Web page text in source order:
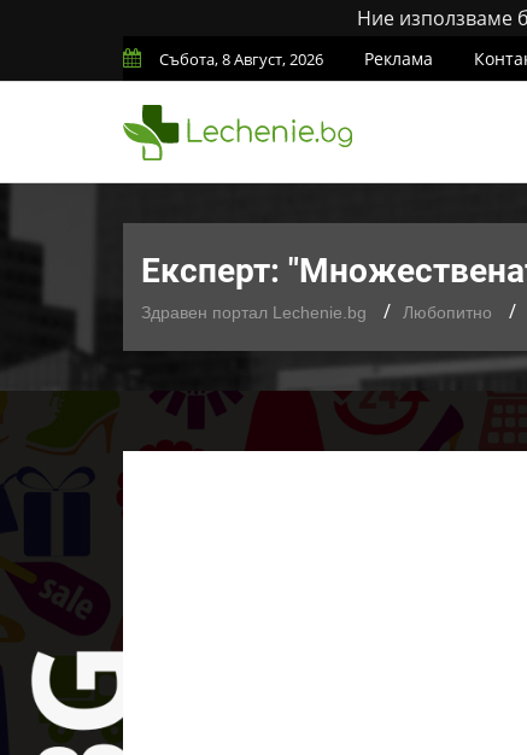
Ние използваме
Събота, 8 Август, 2026 Реклама
Експерт:
Здравен портал Lechenie.bg Любопитно